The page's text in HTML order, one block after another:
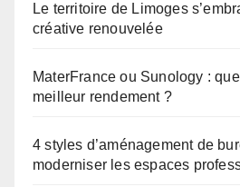
Le territoire de Limoges
créative renouvelée
MaterFrance ou Sunology :
meilleur rendement ?
4 styles d’aménagement de
moderniser les espaces